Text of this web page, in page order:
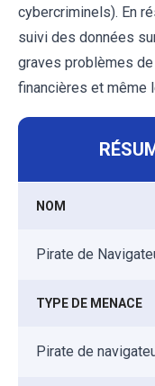
cybercriminels). En
suivi des données
graves problèmes
financières et même
NOM
Pirate de
TYPE DE MENACE
Pirate de